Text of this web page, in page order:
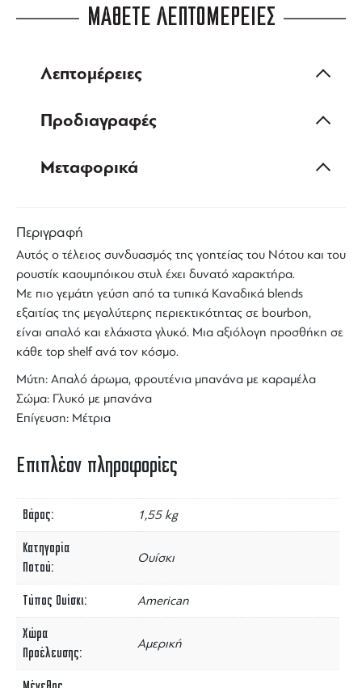
ΜΑΘΕΤΕ ΛΕΠΤΟΜΕΡΕΙΕΣ
Λεπτομέρειες
Προδιαγραφές
Μεταφορικά
Περιγραφή
Αυτός ο τέλειος συνδυασμός της γοητείας του Νότου και του
ρουστίκ καουμπόικου στυλ έχει δυνατό χαρακτήρα.
Με πιο γεμάτη γεύση από τα τυπικά Καναδικά blends
εξαιτίας της μεγαλύτερης περιεκτικότητας σε bourbon,
είναι απαλό και ελάχιστα γλυκό. Μια αξιόλογη προσθήκη σε
κάθε top shelf ανά τον κόσμο.
Μύτη: Απαλό άρωμα, φρουτένια μπανάνα με καραμέλα
Σώμα: Γλυκό με μπανάνα
Επίγευση: Μέτρια
Επιπλέον πληροφορίες
Βάρος 1,55 kg
Κατηγορία
Ποτού
Ουίσκι
Τύπος Ουίσκι American
Χώρα
Προέλευσης
Αμερική